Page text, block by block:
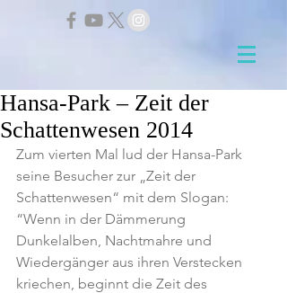
Hansa-Park – Zeit der
Schattenwesen 2014
Zum vierten Mal lud der Hansa-Park
seine Besucher zur „Zeit der
Schattenwesen“ mit dem Slogan:
“Wenn in der Dämmerung
Dunkelalben, Nachtmahre und
Wiedergänger aus ihren Verstecken
kriechen, beginnt die Zeit des